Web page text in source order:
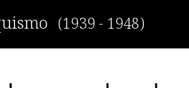
(1939 - 1948)